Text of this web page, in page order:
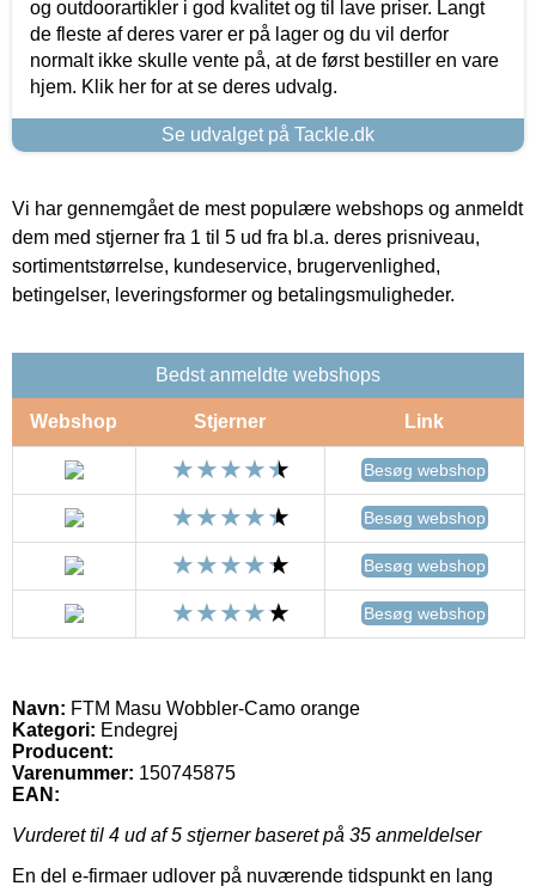
og outdoorartikler i god kvalitet og til lave priser. Langt
de fleste af deres varer er på lager og du vil derfor
normalt ikke skulle vente på, at de først bestiller en vare
hjem. Klik her for at se deres udvalg.
Se udvalget på Tackle.dk
Vi har gennemgået de mest populære webshops og anmeldt
dem med stjerner fra 1 til 5 ud fra bl.a. deres prisniveau,
sortimentstørrelse, kundeservice, brugervenlighed,
betingelser, leveringsformer og betalingsmuligheder.
Bedst anmeldte webshops
Webshop Stjerner Link
Besøg webshop
Besøg webshop
Besøg webshop
Besøg webshop
Navn: FTM Masu Wobbler-Camo orange
Kategori: Endegrej
Producent:
Varenummer: 150745875
EAN:
Vurderet til 4 ud af 5 stjerner baseret på 35 anmeldelser
En del e-firmaer udlover på nuværende tidspunkt en lang